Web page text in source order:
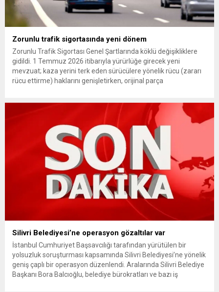
Zorunlu trafik sigortasında yeni dönem
Zorunlu Trafik Sigortası Genel Şartlarında köklü değişikliklere
gidildi. 1 Temmuz 2026 itibarıyla yürürlüğe girecek yeni
mevzuat; kaza yerini terk eden sürücülere yönelik rücu (zararı
rücu ettirme) haklarını genişletirken, orijinal parça
getiriyor. Hazine Müsteşarlığına bağlı ilgili kurumlarca...
Silivri Belediyesi’ne operasyon gözaltılar var
İstanbul Cumhuriyet Başsavcılığı tarafından yürütülen bir
yolsuzluk soruşturması kapsamında Silivri Belediyesi’ne yönelik
geniş çaplı bir operasyon düzenlendi. Aralarında Silivri Belediye
Başkanı Bora Balcıoğlu, belediye bürokratları ve bazı iş